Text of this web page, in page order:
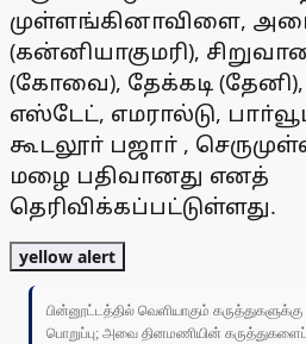
முள்ளங்கினாவிளை,
(கன்னியாகுமரி),
(கோவை), தேக்கடி
எஸ்டேட், எமரால்டு,
கூடலூா் பஜாா் ,
மழை பதிவானது எனத்
தெரிவிக்கப்பட்டுள்ளது.
yellow alert
பின்னூட்டத்தில் வெளியாகும்
பொறுப்பு; அவை தினமணியின் கருத்துகளைப்